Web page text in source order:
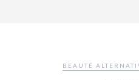
BEAUTÉ